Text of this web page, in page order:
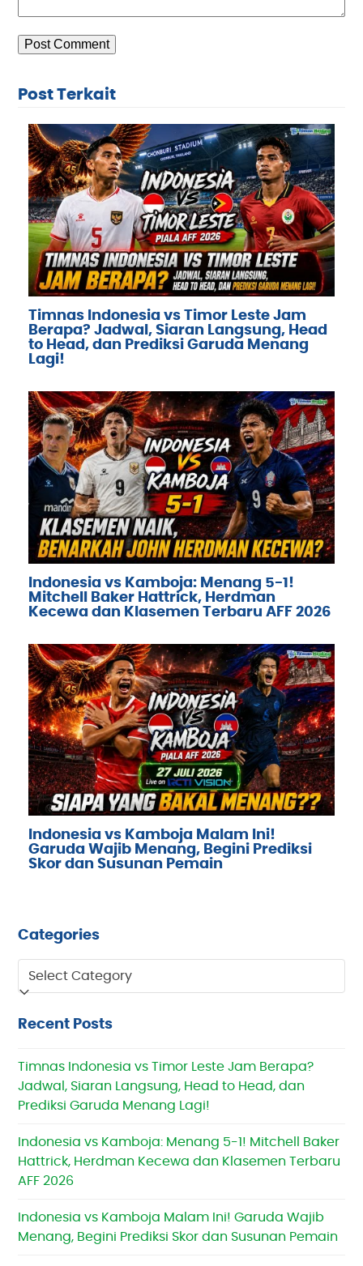
Post Terkait
Timnas Indonesia vs Timor Leste Jam
Berapa? Jadwal, Siaran Langsung, Head
to Head, dan Prediksi Garuda Menang
Lagi!
Indonesia vs Kamboja: Menang 5-1!
Mitchell Baker Hattrick, Herdman
Kecewa dan Klasemen Terbaru AFF 2026
Indonesia vs Kamboja Malam Ini!
Garuda Wajib Menang, Begini Prediksi
Skor dan Susunan Pemain
Categories
Categories
Recent Posts
Timnas Indonesia vs Timor Leste Jam Berapa?
Jadwal, Siaran Langsung, Head to Head, dan
Prediksi Garuda Menang Lagi!
Indonesia vs Kamboja: Menang 5-1! Mitchell Baker
Hattrick, Herdman Kecewa dan Klasemen Terbaru
AFF 2026
Indonesia vs Kamboja Malam Ini! Garuda Wajib
Menang, Begini Prediksi Skor dan Susunan Pemain